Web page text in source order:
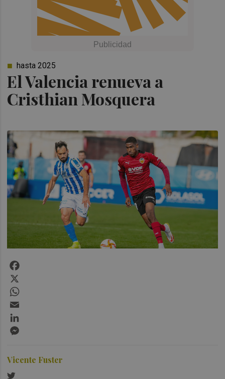
El Valencia renueva a
Cristhian Mosquera
hasta 2025
Vicente Fuster